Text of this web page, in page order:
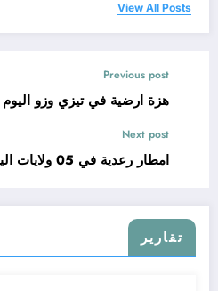
View All Posts
Previous post
هزة ارضية في تيزي وزو اليوم
Next post
امطار رعدية في 05 ولايات اليوم
تقارير